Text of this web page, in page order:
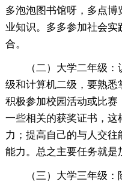
多泡泡图书馆呀，多点
业知识。多多参加社会
合。
（二）大学二年级
级和计算机二级，要熟
积极参加校园活动或比
一些相关的获奖证书，
力；提高自己的与人交
能力。总之主要任务就是
（三）大学三年级